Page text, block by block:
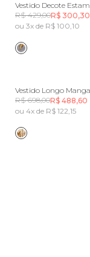
R$ 429,00R$ 300,30
ou 3x de R$ 100,10
R$ 698,00R$ 488,60
ou 4x de R$ 122,15